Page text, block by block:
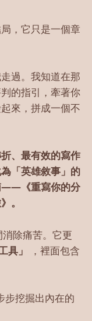
，它只是一個章
過。我知道在那
的指引，牽著你
來，拼成一個不
、最有效的寫作
「英雄敘事」的
——《重寫你的分
。
除痛苦。它更
具」
，裡面包含
步挖掘出內在的